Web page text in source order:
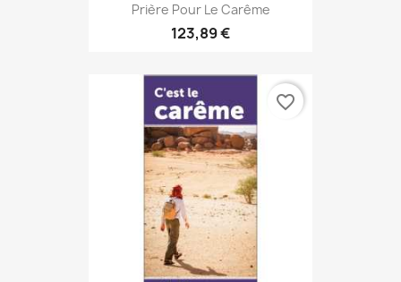
Prière Pour Le Carême
123,89 €
favorite_border